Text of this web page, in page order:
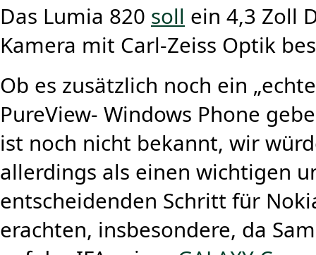
Das Lumia 820 soll ein 4,3 Zoll
Kamera mit Carl-Zeiss Optik
Ob es zusätzlich noch ein
PureView- Windows Phone
ist noch nicht bekannt, wir
allerdings als einen wichtigen
entscheidenden Schritt für
erachten, insbesondere, da